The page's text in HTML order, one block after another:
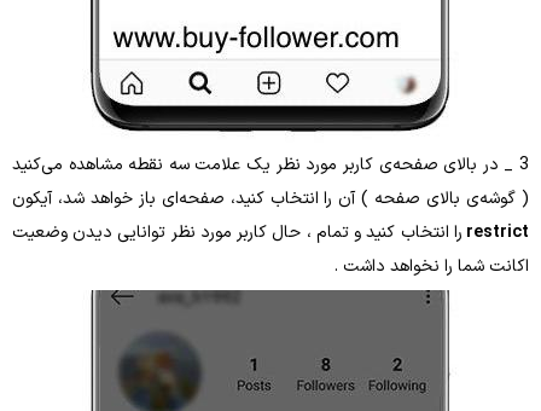
صفحه‌ی کاربر مورد نظر یک علامت سه نقطه مشاهده می‌کنید
صفحه ) آن را انتخاب کنید، صفحه‌ا‌ی باز خواهد شد، آیکون
انتخاب کنید و تمام ، حال کاربر مورد نظر توانایی دیدن وضعیت
نخواهد داشت .